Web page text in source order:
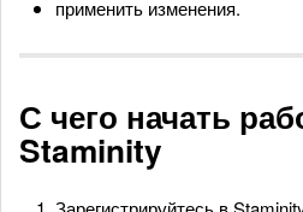
применить изменения.
С чего начать
Staminity